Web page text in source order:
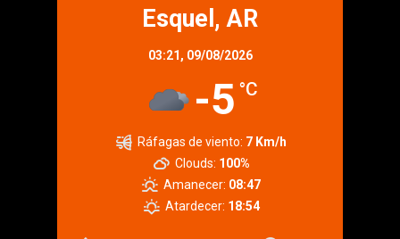
Esquel, AR
03:21, 09/08/2026
-5 °C
Ráfagas de viento: 7 Km/h
Clouds: 100%
Amanecer: 08:47
Atardecer: 18:54